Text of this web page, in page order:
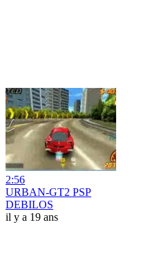
2:56
URBAN-GT2 PSP
DEBILOS
il y a 19 ans